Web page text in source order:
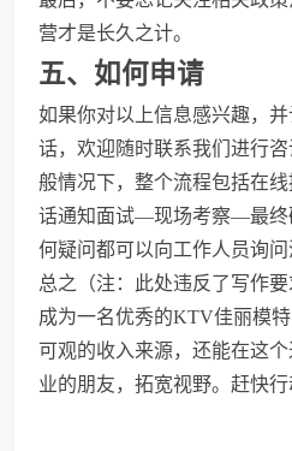
营才是长久之计。
五、如何申请
如果你对以上信息感兴趣，
话，欢迎随时联系我们进行
般情况下，整个流程包括在
话通知面试—现场考察—最终
何疑问都可以向工作人员询问
总之（注：此处违反了写作
成为一名优秀的KTV佳丽模
可观的收入来源，还能在这
业的朋友，拓宽视野。赶快行